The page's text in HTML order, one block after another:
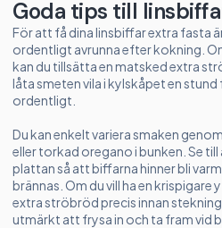
Goda tips till
För att få dina linsbiffar extra fasta
ordentligt avrunna efter kokning.
kan du tillsätta en matsked extra
låta smeten vila i kylskåpet en
ordentligt.
Du kan enkelt variera smaken
eller torkad oregano i bunken. Se
plattan så att biffarna hinner bli
brännas. Om du vill ha en krispigare
extra ströbröd precis innan
utmärkt att frysa in och ta fram vid